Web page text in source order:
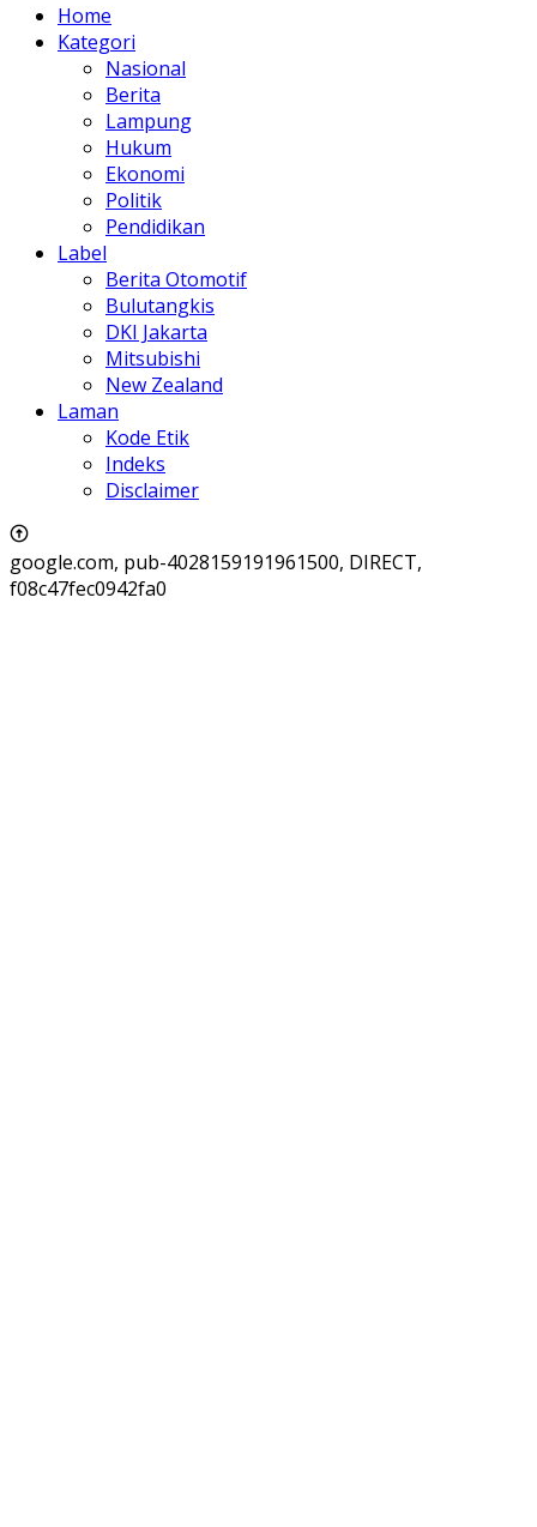
Home
Kategori
Nasional
Berita
Lampung
Hukum
Ekonomi
Politik
Pendidikan
Label
Berita Otomotif
Bulutangkis
DKI Jakarta
Mitsubishi
New Zealand
Laman
Kode Etik
Indeks
Disclaimer
google.com, pub-4028159191961500, DIRECT,
f08c47fec0942fa0